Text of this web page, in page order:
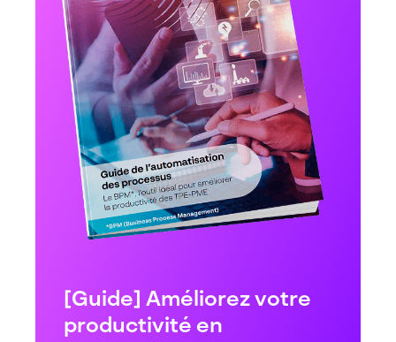
[Guide] Améliorez votre
productivité en